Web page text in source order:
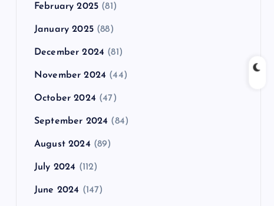
February 2025 (81)
January 2025(88)
December 2024 (81)
November 2024 (44)
October 2024 (47)
September 2024 (84)
August 2024 (89)
July 2024 (112)
June 2024 (147)